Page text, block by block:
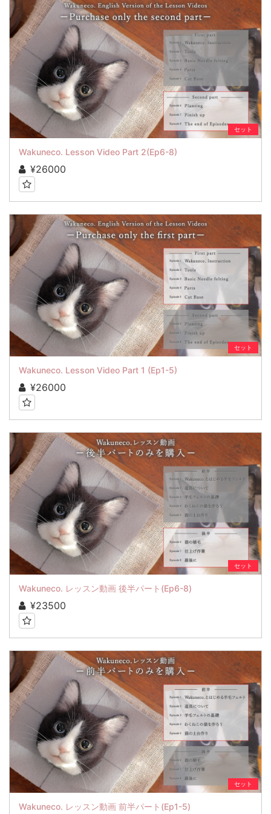
セット
Wakuneco. Lesson Video Part 2(Ep6-8)
¥26000
セット
Wakuneco. Lesson Video Part 1 (Ep1-5)
¥26000
セット
Wakuneco. レッスン動画 後半パート(Ep6-8)
¥23500
セット
Wakuneco. レッスン動画 前半パート(Ep1-5)